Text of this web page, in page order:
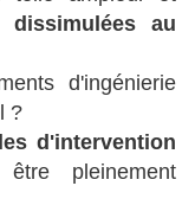
dissimulées au
d'ingénierie
?
d'intervention
pleinement